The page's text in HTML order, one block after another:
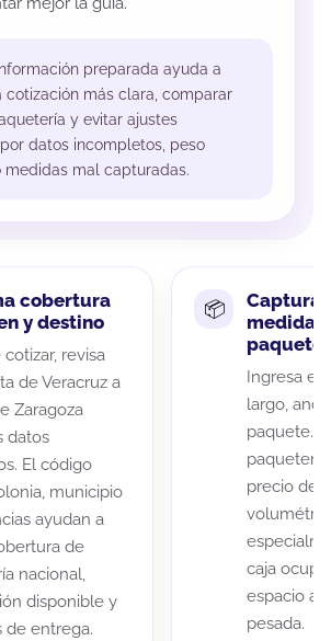
preparada ayuda a
cotización más clara, comparar
y evitar ajustes
datos incompletos, peso
medidas mal capturadas.
cobertura
y destino
revisa
de Veracruz a
Zaragoza
datos
El código
municipio
ayudan a
de
nacional,
disponible y
de entrega.
Captura
medidas
paquete
Ingresa el
largo,
paquete.
precio de
caja
espacio
pesada.